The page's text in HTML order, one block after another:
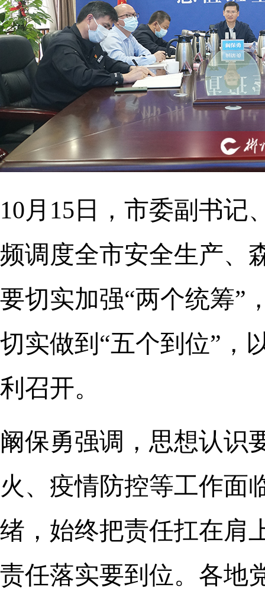
10月15日，市委副书记
频调度全市安全生产、
要切实加强“两个统筹”
切实做到“五个到位”，
利召开。
阚保勇强调，思想认识
火、疫情防控等工作面
绪，始终把责任扛在肩
责任落实要到位。各地